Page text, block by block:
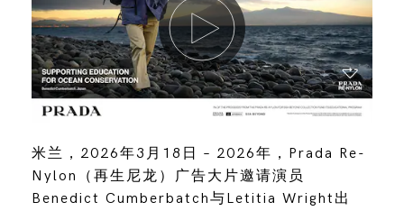
米兰，2026年3月18日 – 2026年，Prada Re-
Nylon（再生尼龙）广告大片邀请演员
Benedict Cumberbatch与Letitia Wright出